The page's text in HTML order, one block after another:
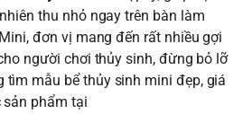
thu nhỏ ngay trên bàn làm
đơn vị mang đến rất nhiều gợi
người chơi thủy sinh, đừng bỏ lỡ
tìm mẫu bể thủy sinh mini đẹp, giá
sản phẩm tại